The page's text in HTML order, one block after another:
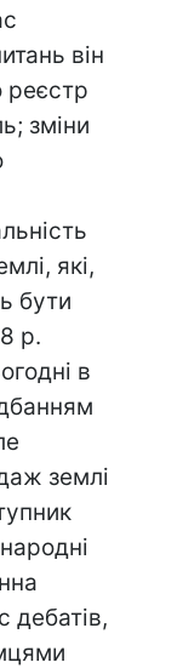
він
реєстр
зміни
які,
бути
р.
в
землі
дебатів,